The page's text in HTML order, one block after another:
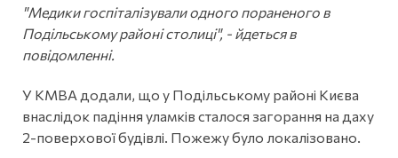
"Медики госпіталізували одного пораненого в
Подільському районі столиці", - йдеться в
повідомленні.
У КМВА додали, що у Подільському районі Києва
внаслідок падіння уламків сталося загорання на даху
2-поверхової будівлі. Пожежу було локалізовано.